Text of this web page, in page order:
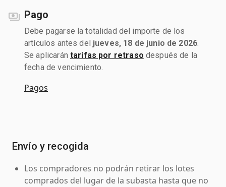
Pago
Debe pagarse la totalidad del importe de los
artículos antes del jueves, 18 de junio de 2026
Se aplicarán tarifas por retraso después de la
fecha de vencimiento.
Pagos
Envío y recogida
Los compradores no podrán retirar los lotes
comprados del lugar de la subasta hasta que no